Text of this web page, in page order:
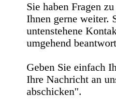
Sie haben Fragen
Ihnen gerne weiter.
untenstehene
umgehend
Geben Sie einfach
Ihre Nachricht an
abschicken".